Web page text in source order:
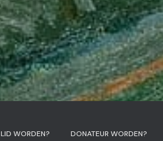
LID WORDEN? DONATEUR WORDEN?